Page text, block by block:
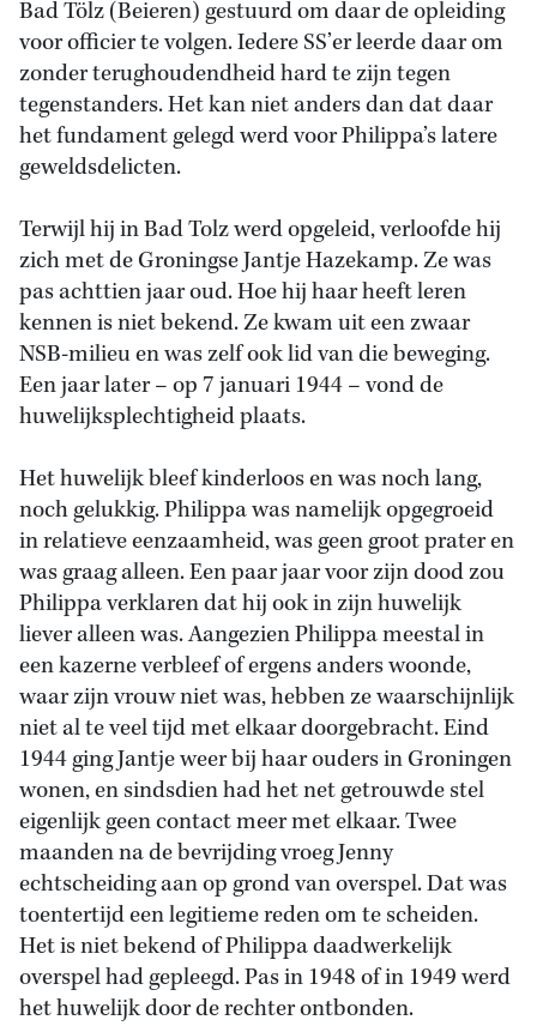
Bad Tölz (Beieren) gestuurd om daar de opleiding
voor officier te volgen. Iedere SS’er leerde daar om
zonder terughoudendheid hard te zijn tegen
tegenstanders. Het kan niet anders dan dat daar
het fundament gelegd werd voor Philippa’s latere
geweldsdelicten.
Terwijl hij in Bad Tolz werd opgeleid, verloofde hij
zich met de Groningse Jantje Hazekamp. Ze was
pas achttien jaar oud. Hoe hij haar heeft leren
kennen is niet bekend. Ze kwam uit een zwaar
NSB-milieu en was zelf ook lid van die beweging.
Een jaar later – op 7 januari 1944 – vond de
huwelijksplechtigheid plaats.
Het huwelijk bleef kinderloos en was noch lang,
noch gelukkig. Philippa was namelijk opgegroeid
in relatieve eenzaamheid, was geen groot prater en
was graag alleen. Een paar jaar voor zijn dood zou
Philippa verklaren dat hij ook in zijn huwelijk
liever alleen was. Aangezien Philippa meestal in
een kazerne verbleef of ergens anders woonde,
waar zijn vrouw niet was, hebben ze waarschijnlijk
niet al te veel tijd met elkaar doorgebracht. Eind
1944 ging Jantje weer bij haar ouders in Groningen
wonen, en sindsdien had het net getrouwde stel
eigenlijk geen contact meer met elkaar. Twee
maanden na de bevrijding vroeg Jenny
echtscheiding aan op grond van overspel. Dat was
toentertijd een legitieme reden om te scheiden.
Het is niet bekend of Philippa daadwerkelijk
overspel had gepleegd. Pas in 1948 of in 1949 werd
het huwelijk door de rechter ontbonden.